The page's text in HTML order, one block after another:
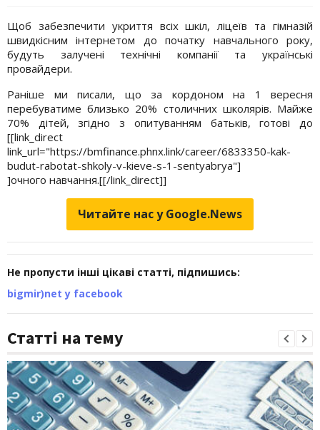
Щоб забезпечити укриття всіх шкіл, ліцеїв та гімназій
швидкісним інтернетом до початку навчального року,
будуть залучені технічні компанії та українські
провайдери.
Раніше ми писали, що за кордоном на 1 вересня
перебуватиме близько 20% столичних школярів. Майже
70% дітей, згідно з опитуванням батьків, готові до
[[link_direct
link_url="https://bmfinance.phnx.link/career/6833350-kak-
budut-rabotat-shkoly-v-kieve-s-1-sentyabrya"]
]очного навчання.[[/link_direct]]
Читайте нас у Google.News
Не пропусти інші цікаві статті, підпишись:
bigmir)net у facebook
Статті на тему